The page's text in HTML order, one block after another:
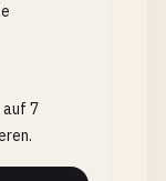
auf 7